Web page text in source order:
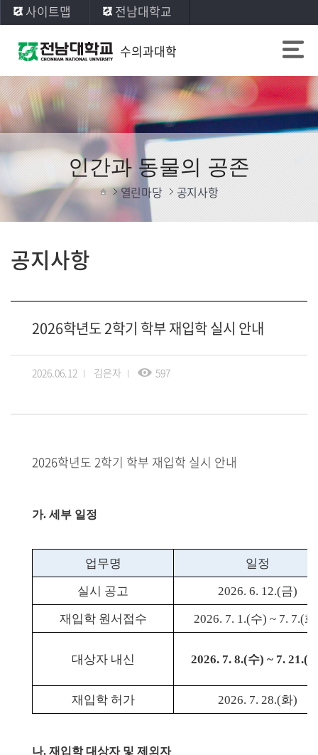
사이트맵 전남대학교
수의과대학
인간과 동물의 공존
열린마당 공지사항
공지사항
2026학년도 2학기 학부 재입학 실시 안내
2026.06.12 김은자 597
2026학년도 2학기 학부 재입학 실시 안내
가. 세부 일정
업무명 일정
실시 공고 2026. 6. 12.(금)
재입학 원서접수 2026. 7. 1.(수) ~ 7. 7.(화
대상자 내신 2026. 7. 8.(수) ~ 7. 21.(
재입학 허가 2026. 7. 28.(화)
나. 재입학 대상자 및 제외자